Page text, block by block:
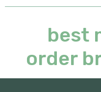
best
order